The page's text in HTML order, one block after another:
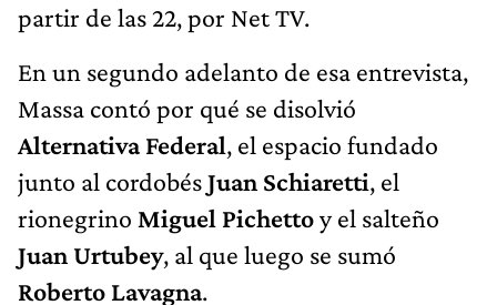
partir de las 22, por Net TV.
En un segundo adelanto de esa entrevista,
Massa contó por qué se disolvió
Alternativa Federal, el espacio fundado
junto al cordobésJuan Schiaretti, el
rionegrino Miguel Pichettoy el salteño
Juan Urtubey, al que luego se sumó
Roberto Lavagna.